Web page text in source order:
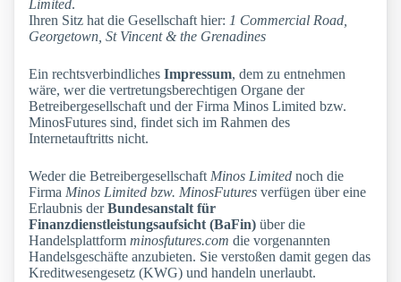
Limited.
Ihren Sitz hat die Gesellschaft hier: 1 Commercial Road,
Georgetown, St Vincent & the Grenadines
Ein rechtsverbindliches Impressum, dem zu entnehmen
wäre, wer die vertretungsberechtigen Organe der
Betreibergesellschaft und der Firma Minos Limited bzw.
MinosFutures sind, findet sich im Rahmen des
Internetauftritts nicht.
Weder die Betreibergesellschaft Minos Limited noch die
Firma Minos Limited bzw. MinosFutures verfügen über eine
Erlaubnis derBundesanstalt für
Finanzdienstleistungsaufsicht (BaFin) über die
Handelsplattform minosfutures.com die vorgenannten
Handelsgeschäfte anzubieten. Sie verstoßen damit gegen das
Kreditwesengesetz (KWG) und handeln unerlaubt.